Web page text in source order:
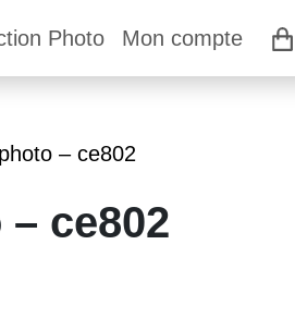
Photo Mon compte
– ce802
ce802